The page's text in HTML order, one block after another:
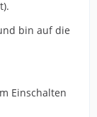
bin auf die
Einschalten